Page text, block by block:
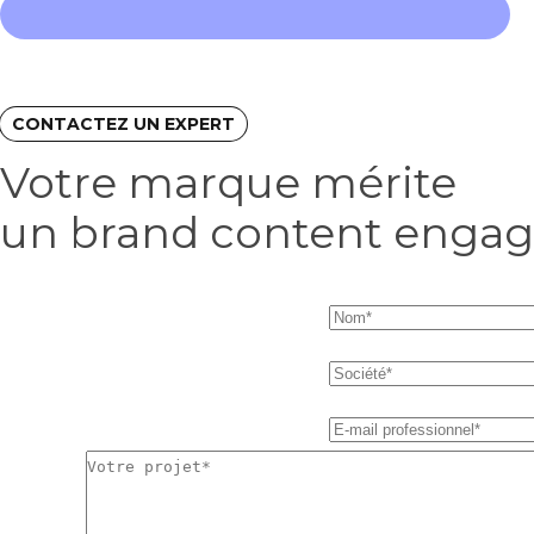
CONTACTEZ UN EXPERT
Votre marque mérite
un brand content